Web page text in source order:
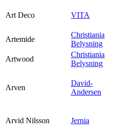
Art Deco VITA
Artemide
Christiania
Belysning
Artwood
Christiania
Belysning
Arven
David-
Andersen
Arvid Nilsson Jernia